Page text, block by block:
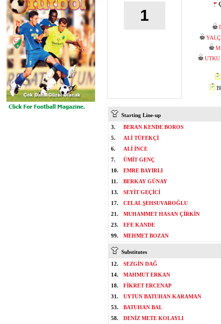
1
Starting Line-up
3.
BERAN KENDE BOROS
5.
ALİ TÜFEKÇİ
6.
ALİ İNCE
7.
ÜMİT GENÇ
10.
EMRE BAYIRLI
11.
BERKAY GÜNAY
13.
SEYİT GEÇİCİ
17.
CELAL ŞEHSUVAROĞLU
21.
MUHAMMET HASAN ÇİRKİN
23.
EFE KANDE
99.
MEHMET BOZAN
Substitutes
12.
SEZGİN DAĞ
14.
MAHMUT ERKAN
18.
FİKRET ERCENAP
31.
UYTUN BATUHAN KARAMAN
53.
BATUHAN BAL
58.
DENİZ METE KOLAYLI